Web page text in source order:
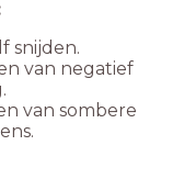
snijden.
van negatief
van sombere